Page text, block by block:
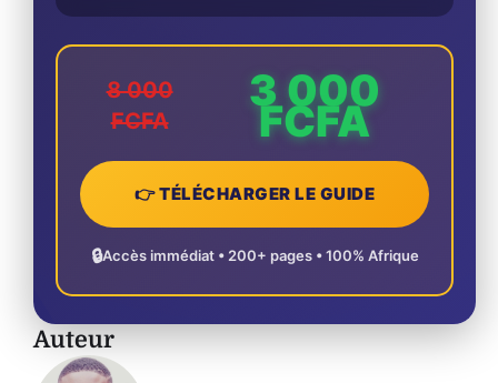
8 000
FCFA
3 000
FCFA
👉 TÉLÉCHARGER LE GUIDE
🔒Accès immédiat • 200+ pages • 100% Afrique
Auteur